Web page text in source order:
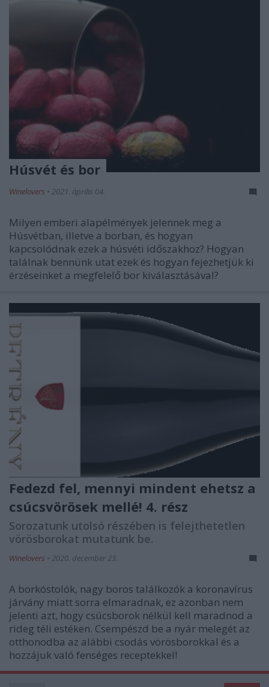
Húsvét és bor
Winelovers • 2021. április 04.
Milyen emberi alapélmények jelennek meg a
Húsvétban, illetve a borban, és hogyan
kapcsolódnak ezek a húsvéti időszakhoz? Hogyan
találnak bennünk utat ezek és hogyan fejezhetjük ki
érzéseinket a megfelelő bor kiválasztásával?
Fedezd fel, mennyi mindent ehetsz a
csúcsvörösek mellé! 4. rész
Sorozatunk utolsó részében is felejthetetlen
vörösborokat mutatunk be.
Winelovers • 2020. december 23.
A borkóstolók, nagy boros találkozók a koronavírus
járvány miatt sorra elmaradnak, ez azonban nem
jelenti azt, hogy csúcsborok nélkül kell maradnod a
rideg téli estéken. Csempészd be a nyár melegét az
otthonodba az alábbi csodás vörösborokkal és a
hozzájuk való fenséges receptekkel!